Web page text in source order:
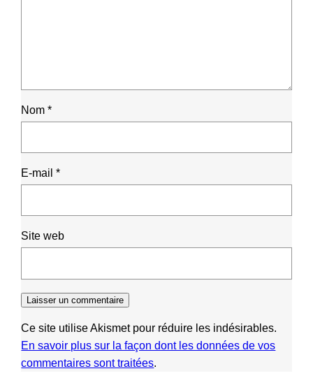
Nom*
E-mail*
Site web
Ce site utilise Akismet pour réduire les indésirables.
En savoir plus sur la façon dont les données de vos
commentaires sont traitées.